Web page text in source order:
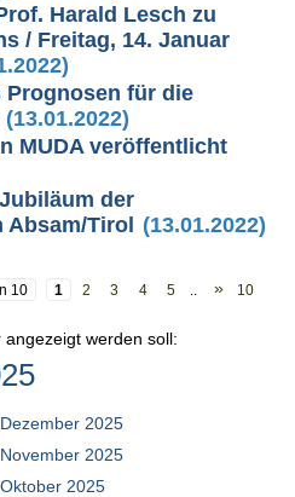
Harald Lesch zu
/ Freitag, 14. Januar
Prognosen für die
(13.01.2022)
MUDA veröffentlicht
der
Absam/Tirol (13.01.2022)
10 1 2 3 4 5 » 10
werden soll:
Dezember 2025
November 2025
Oktober 2025